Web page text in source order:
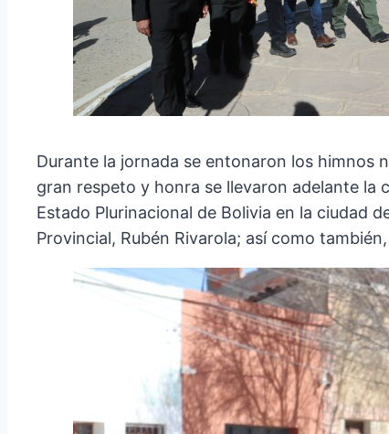
Durante la jornada se entonaron los himnos
gran respeto y honra se llevaron adelante la
Estado Plurinacional de Bolivia en la ciudad
Provincial, Rubén Rivarola; así como